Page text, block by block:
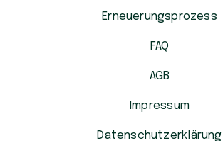
Erneuerungsprozess
FAQ
AGB
Impressum
Datenschutzerklärung